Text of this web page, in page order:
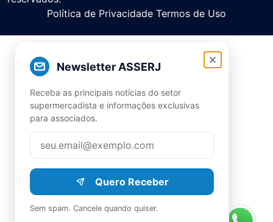
Newsletter ASSERJ
Receba as principais notícias do setor
supermercadista e informações exclusivas
para associados.
Quero Receber
Sem spam. Cancele quando quiser.
Política de Privacidade Termos de Uso